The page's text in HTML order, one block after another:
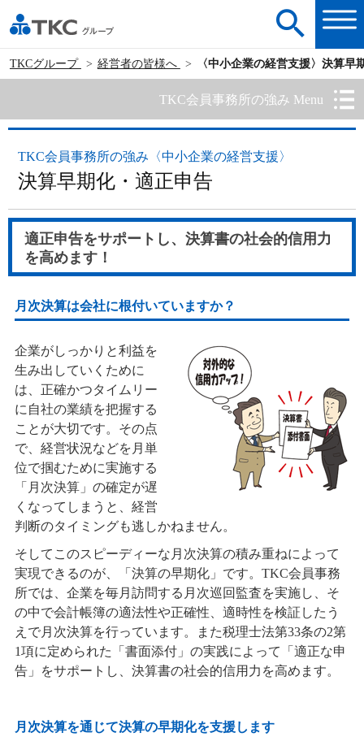
TKCグループ 経営者の皆様へ 〈中小企業の経営支援〉決算早
TKC会員事務所の強み Menu
TKC会員事務所の強み〈中小企業の経営支援〉
決算早期化・適正申告
適正申告をサポートし、決算書の社会的信用力
を高めます！
月次決算は会社に根付いていますか？
企業がしっかりと利益を
生み出していくために
は、正確かつタイムリー
に自社の業績を把握する
ことが大切です。その点
で、経営状況などを月単
位で掴むために実施する
「月次決算」の確定が遅
くなってしまうと、経営
判断のタイミングも逃しかねません。
そしてこのスピーディーな月次決算の積み重ねによって
実現できるのが、「決算の早期化」です。TKC会員事務
所では、企業を毎月訪問する月次巡回監査を実施し、そ
の中で会計帳簿の適法性や正確性、適時性を検証したう
えで月次決算を行っています。また税理士法第33条の2第
1項に定められた「書面添付」の実践によって「適正な申
告」をサポートし、決算書の社会的信用力を高めます。
月次決算を通じて決算の早期化を支援します